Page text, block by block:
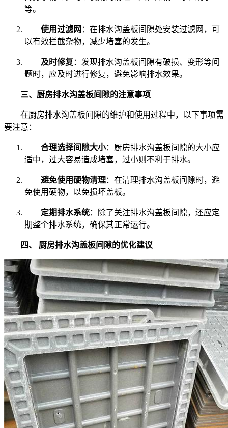
等。
使用过滤网 ：在排水沟盖板间隙处安装过滤网，可
以有效拦截杂物，减少堵塞的发生。
及时修复 ：发现排水沟盖板间隙有破损、变形等问
题时，应及时进行修复，避免影响排水效果。
三、厨房排水沟盖板间隙的注意事项
在厨房排水沟盖板间隙的维护和使用过程中，以下事项需
要注意：
合理选择间隙大小：厨房排水沟盖板间隙的大小应
适中，过大容易造成堵塞，过小则不利于排水。
避免使用硬物清理：在清理排水沟盖板间隙时，避
免使用硬物，以免损坏盖板。
定期排水系统：除了关注排水沟盖板间隙，还应定
期整个排水系统，确保其正常运行。
四、 厨房排水沟盖板间隙的优化建议